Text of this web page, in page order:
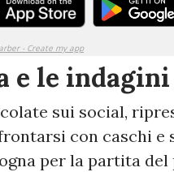
e le indagini
sui social,
con caschi
per la partita